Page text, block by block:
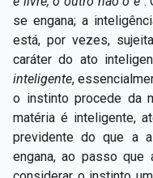
se engana; a
está, por vezes,
caráter do ato
inteligente,
o instinto procede da
matéria é inteligente,
previdente do que a
engana, ao passo